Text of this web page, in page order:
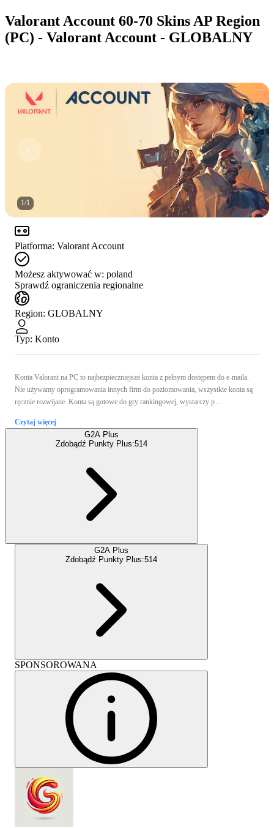
Valorant Account 60-70 Skins AP Region
(PC) - Valorant Account - GLOBALNY
1/1
Platforma: Valorant Account
Możesz aktywować w: poland
Sprawdź ograniczenia regionalne
Region: GLOBALNY
Typ: Konto
Konta Valorant na PC to najbezpieczniejsze konta z pełnym dostępem do e-maila.
Nie używamy oprogramowania innych firm do poziomowania, wszystkie konta są
ręcznie rozwijane. Konta są gotowe do gry rankingowej, wystarczy p ...
Czytaj więcej
G2A Plus
Zdobądź Punkty Plus:514
G2A Plus
Zdobądź Punkty Plus:514
SPONSOROWANA